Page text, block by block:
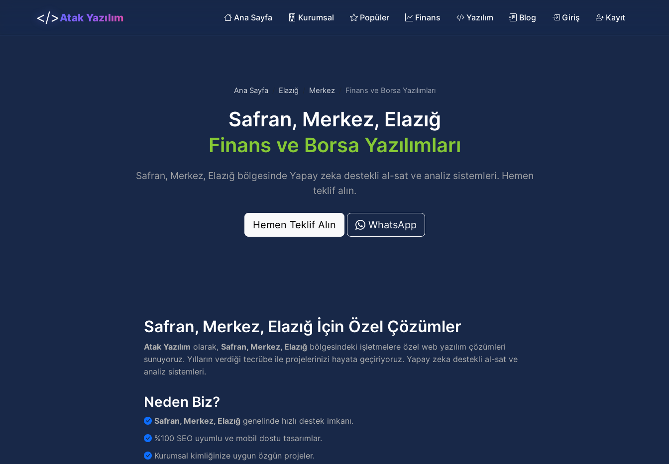
</>Atak Yazılım Ana Sayfa Kurumsal Popüler Finans Yazılım Blog Giriş Kayıt
Ana Sayfa Elazığ Merkez Finans ve Borsa Yazılımları
Safran, Merkez, Elazığ
Finans ve Borsa Yazılımları
Safran, Merkez, Elazığ bölgesinde Yapay zeka destekli al-sat ve analiz sistemleri. Hemen
teklif alın.
Hemen Teklif Alın WhatsApp
Safran, Merkez, Elazığ İçin Özel Çözümler
Atak Yazılım olarak,Safran, Merkez, Elazığ bölgesindeki işletmelere özel web yazılım çözümleri
sunuyoruz. Yılların verdiği tecrübe ile projelerinizi hayata geçiriyoruz. Yapay zeka destekli al-sat ve
analiz sistemleri.
Neden Biz?
Safran, Merkez, Elazığ genelinde hızlı destek imkanı.
%100 SEO uyumlu ve mobil dostu tasarımlar.
Kurumsal kimliğinize uygun özgün projeler.